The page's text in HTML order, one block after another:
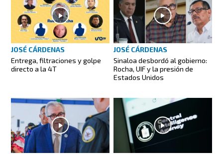
JOSÉ CÁRDENAS
Entrega, filtraciones y golpe
directo a la 4T
JOSÉ CÁRDENAS
Sinaloa desbordó al gobierno:
Rocha, UIF y la presión de
Estados Unidos